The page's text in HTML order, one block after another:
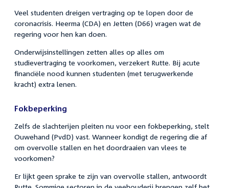
Veel studenten dreigen vertraging op te lopen door de
coronacrisis. Heerma (CDA) en Jetten (D66) vragen wat de
regering voor hen kan doen.
Onderwijsinstellingen zetten alles op alles om
studievertraging te voorkomen, verzekert Rutte. Bij acute
financiële nood kunnen studenten (met terugwerkende
kracht) extra lenen.
Fokbeperking
Zelfs de slachterijen pleiten nu voor een fokbeperking, stelt
Ouwehand (PvdD) vast. Wanneer kondigt de regering die af
om overvolle stallen en het doordraaien van vlees te
voorkomen?
Er lijkt geen sprake te zijn van overvolle stallen, antwoordt